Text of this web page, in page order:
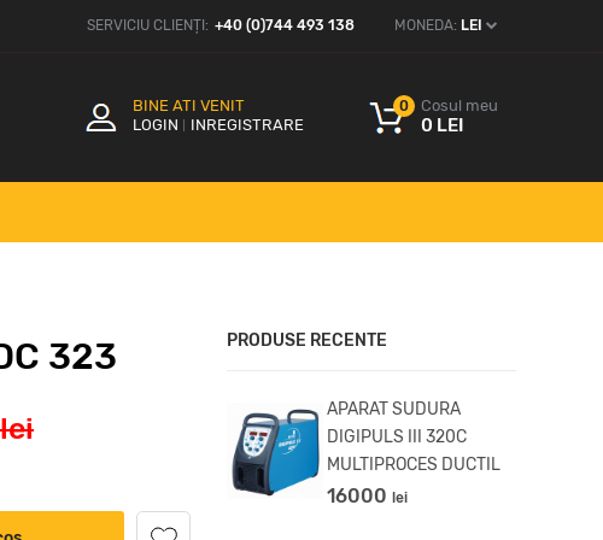
SERVICIU CLIENȚI: +40 (0)744 493 138 MONEDA: LEI
BINE ATI VENIT
LOGIN
INREGISTRARE
Cosul meu
0 LEI
0
323 PRODUSE RECENTE
APARAT SUDURA
DIGIPULS III 320C
MULTIPROCES DUCTIL
16000 lei